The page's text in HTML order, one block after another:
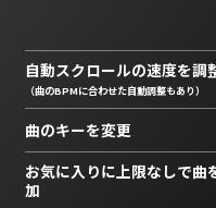
自動スクロールの速度を調
（曲のBPMに合わせた自動調整もあり）
曲のキーを変更
お気に入りに上限なしで曲
加